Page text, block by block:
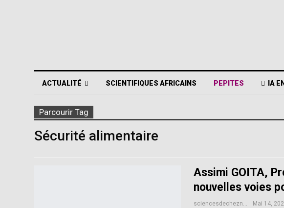
ACTUALITÉ SCIENTIFIQUES AFRICAINS PEPITES IA
Parcourir Tag
Sécurité alimentaire
Assimi GOITA,
nouvelles voies
sciencesdecheznous@gmail.com Mai 14,